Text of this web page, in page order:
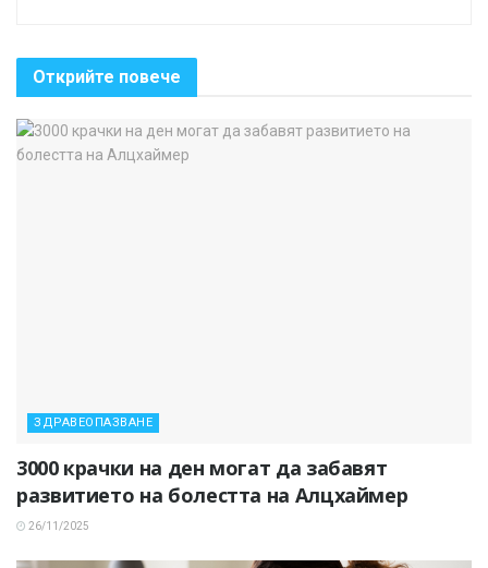
Открийте повече
ЗДРАВЕОПАЗВАНЕ
3000 крачки на ден могат да забавят
развитието на болестта на Алцхаймер
26/11/2025